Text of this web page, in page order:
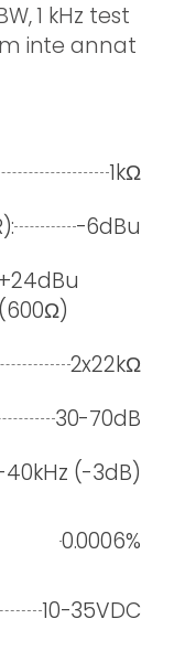
1 kHz test
inte annat
1kΩ
-6dBu
+24dBu
(600Ω)
2x22kΩ
30-70dB
(-3dB)
0.0006%
10-35VDC